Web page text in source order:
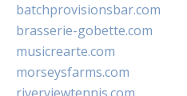
batchprovisionsbar.com
brasserie-gobette.com
musicrearte.com
morseysfarms.com